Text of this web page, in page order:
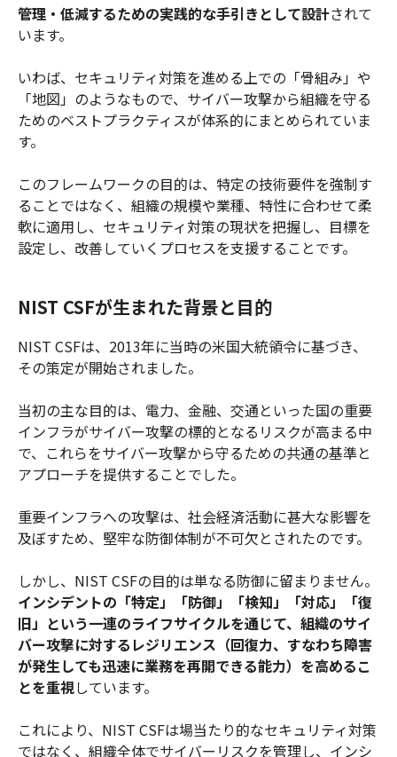
管理・低減するための実践的な手引きとして設計されて
います。
いわば、セキュリティ対策を進める上での「骨組み」や
「地図」のようなもので、サイバー攻撃から組織を守る
ためのベストプラクティスが体系的にまとめられていま
す。
このフレームワークの目的は、特定の技術要件を強制す
ることではなく、組織の規模や業種、特性に合わせて柔
軟に適用し、セキュリティ対策の現状を把握し、目標を
設定し、改善していくプロセスを支援することです。
NIST CSFが生まれた背景と目的
NIST CSFは、2013年に当時の米国大統領令に基づき、
その策定が開始されました。
当初の主な目的は、電力、金融、交通といった国の重要
インフラがサイバー攻撃の標的となるリスクが高まる中
で、これらをサイバー攻撃から守るための共通の基準と
アプローチを提供することでした。
重要インフラへの攻撃は、社会経済活動に甚大な影響を
及ぼすため、堅牢な防御体制が不可欠とされたのです。
しかし、NIST CSFの目的は単なる防御に留まりません。
インシデントの「特定」「防御」「検知」「対応」「復
旧」という一連のライフサイクルを通じて、組織のサイ
バー攻撃に対するレジリエンス（回復力、すなわち障害
が発生しても迅速に業務を再開できる能力）を高めるこ
とを重視しています。
これにより、NIST CSFは場当たり的なセキュリティ対策
ではなく、組織全体でサイバーリスクを管理し、インシ